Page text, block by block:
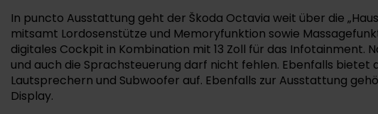
In puncto Ausstattung geht der Škoda Octavia weit über die
mitsamt Lordosenstütze und Memoryfunktion sowie
digitales Cockpit in Kombination mit 13 Zoll für das Infotainment.
und auch die Sprachsteuerung darf nicht fehlen. Ebenfalls
Lautsprechern und Subwoofer auf. Ebenfalls zur Ausstattung
Display.